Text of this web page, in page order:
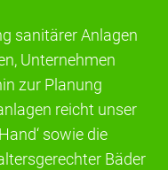
sanitärer Anlagen
Unternehmen
zur Planung
reicht unser
sowie die
Bäder